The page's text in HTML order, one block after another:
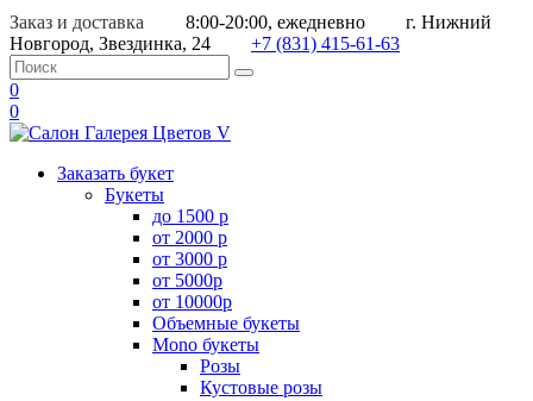
Заказ и доставка 8:00-20:00, ежедневно
г. Нижний
Новгород, Звездинка, 24
+7 (831) 415-61-63
0
0
Заказать букет
Букеты
до 1500 р
от 2000 р
от 3000 р
от 5000р
от 10000р
Объемные букеты
Mono букеты
Розы
Кустовые розы